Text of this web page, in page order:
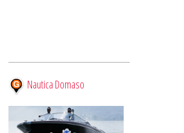
Nautica Domaso